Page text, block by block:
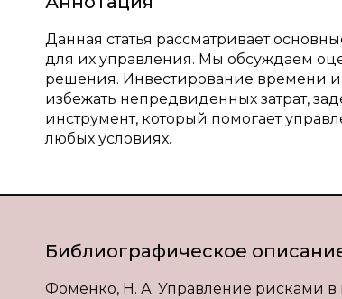
Данная статья рассматривает
для их управления. Мы обсуждаем
решения. Инвестирование времени
избежать непредвиденных затрат,
инструмент, который помогает
любых условиях.
Библиографическое
Фоменко, Н. А. Управление рисками в